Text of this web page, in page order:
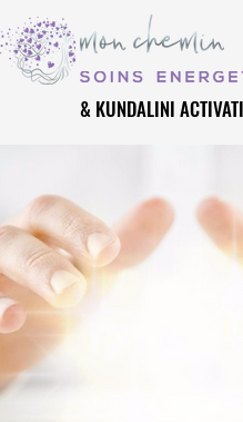
& KUNDALINI
& KUNDALINI